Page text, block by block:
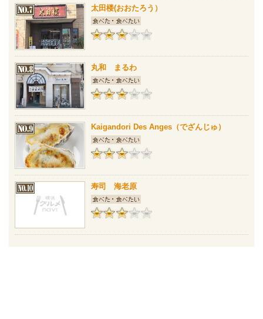
太田楼(おおたろう）
丸和 まるわ
Kaigandori Des Anges（でざんじゅ）
寿司 海老原